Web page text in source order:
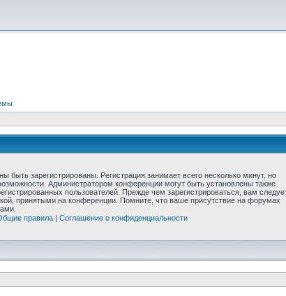
быть зарегистрированы. Регистрация занимает всего несколько минут, но
Администратором конференции могут быть установлены также
пользователей. Прежде чем зарегистрироваться, вам
принятыми на конференции. Помните, что ваше присутствие на форумах
правила| Соглашение о конфиденциальности